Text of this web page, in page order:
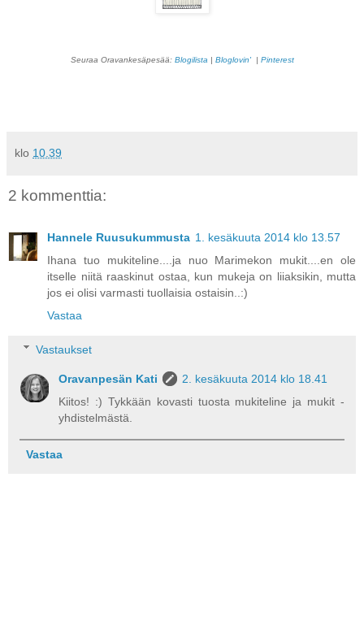
Seuraa Oravankesäpesää: Blogilista | Bloglovin' | Pinterest
klo 10.39
2 kommenttia:
Hannele Ruusukummusta 1. kesäkuuta 2014 klo 13.57
Ihana tuo mukiteline....ja nuo Marimekon mukit....en ole
itselle niitä raaskinut ostaa, kun mukeja on liiaksikin, mutta
jos ei olisi varmasti tuollaisia ostaisin..:)
Vastaa
Vastaukset
Oravanpesän Kati
2. kesäkuuta 2014 klo 18.41
Kiitos! :) Tykkään kovasti tuosta mukiteline ja mukit -
yhdistelmästä.
Vastaa